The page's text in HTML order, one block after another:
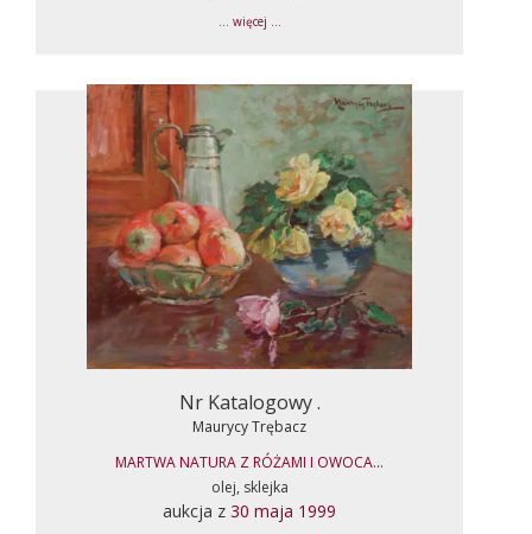
... więcej ...
Nr Katalogowy .
Maurycy Trębacz
MARTWA NATURA Z RÓŻAMI I OWOCA...
olej, sklejka
aukcja z 30 maja 1999